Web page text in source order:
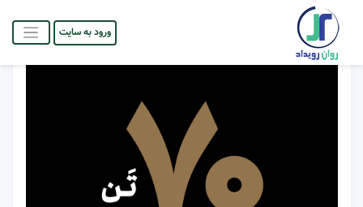
ورود به سایت